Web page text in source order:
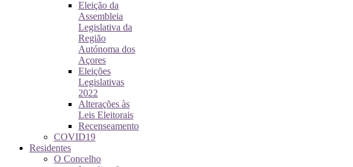
Eleição da
Assembleia
Legislativa da
Região
Autónoma dos
Açores
Eleições
Legislativas
2022
Alterações às
Leis Eleitorais
Recenseamento
COVID19
Residentes
O Concelho